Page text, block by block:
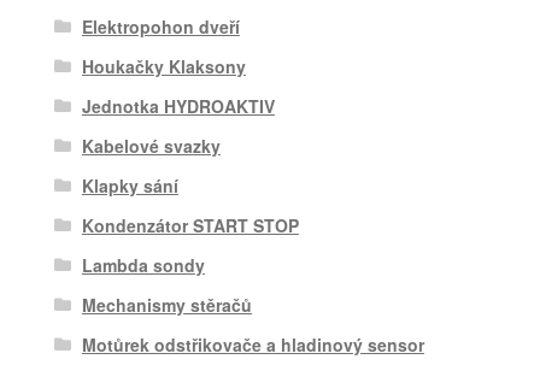
Elektropohon dveří
Houkačky Klaksony
Jednotka HYDROAKTIV
Kabelové svazky
Klapky sání
Kondenzátor START STOP
Lambda sondy
Mechanismy stěračů
Motůrek odstřikovače a hladinový sensor